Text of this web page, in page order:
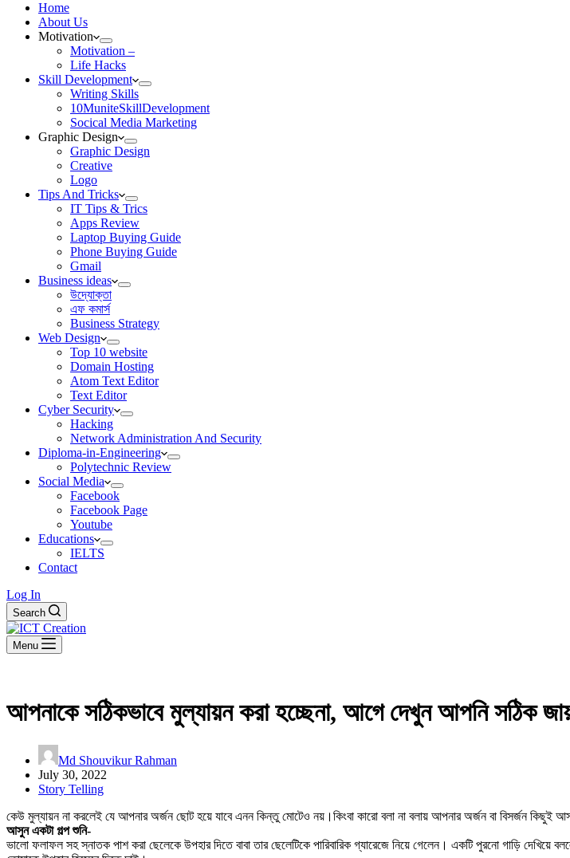
Home
About Us
Motivation
Motivation –
Life Hacks
Skill Development
Writing Skills
10MuniteSkillDevelopment
Socical Media Marketing
Graphic Design
Graphic Design
Creative
Logo
Tips And Tricks
IT Tips & Trics
Apps Review
Laptop Buying Guide
Phone Buying Guide
Gmail
Business ideas
উদ্যোক্তা
এফ কমার্স
Business Strategy
Web Design
Top 10 website
Domain Hosting
Atom Text Editor
Text Editor
Cyber Security
Hacking
Network Administration And Security
Diploma-in-Engineering
Polytechnic Review
Social Media
Facebook
Facebook Page
Youtube
Educations
IELTS
Contact
Log In
Search
Menu
আপনাকে সঠিকভাবে মুল্যায়ন করা হচ্ছেনা, আগে দেখুন আপনি সঠিক
Md Shouvikur Rahman
July 30, 2022
Story Telling
কেউ মুল্যায়ন না করলেই যে আপনার অর্জন ছোট হয়ে যাবে এনন কিন্তু মোটেও নয়।কিংবা কারো বলা না বলায় আপনার অর্জন বা বিসর্জন কিছুই
আসুন একটা গল্প শুনি-
ভালো ফলাফল সহ স্নাতক পাশ করা ছেলেকে উপহার দিতে বাবা তার ছেলেটিকে পারিবারিক গ্যারেজে নিয়ে গেলেন। একটি পুরনো গাড়ি